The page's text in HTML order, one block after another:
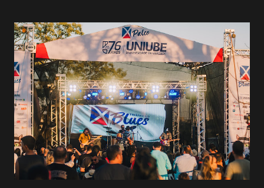
impacto é tão grande que o evento até mudou de nome:
agora é Expozebu Rodeo Shows . E não para por aí. Foto:
@circuitoranchoprimavera 🎤 LINE-UP NACIONAL QUE
VAI ESTREMECER O PARQUE Serão quatro noites , entre
24, 25, 30 de abril e 02 de maio , com oito atrações gigantes
da música brasileira , contemplando sertanejo, forró,
piseiro e sofrência nível hard: Gusttavo Lima Leonardo
Natanzinho Lima Jads & ...